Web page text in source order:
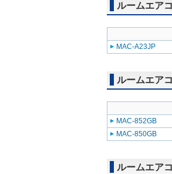
ルームエア
MAC-A23JP
ルームエア
MAC-852GB
MAC-850GB
ルームエア